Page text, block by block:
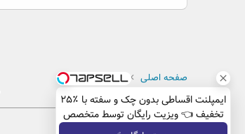
ایمپلنت اقساطی بدون چک و سفته با ٪۲۵
تخفیف 👈 ویزیت رایگان توسط متخصص
صفحه اصلی برچسپ ها